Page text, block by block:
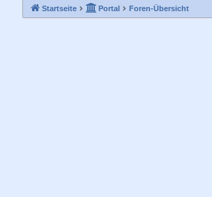
Startseite Portal Foren-Übersicht